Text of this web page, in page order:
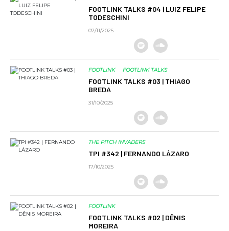
FOOTLINK TALKS #04 | LUIZ FELIPE
TODESCHINI
07/11/2025
FOOTLINK FOOTLINK TALKS
FOOTLINK TALKS #03 | THIAGO
BREDA
31/10/2025
THE PITCH INVADERS
TPI #342 | FERNANDO LÁZARO
17/10/2025
FOOTLINK
FOOTLINK TALKS #02 | DÊNIS
MOREIRA